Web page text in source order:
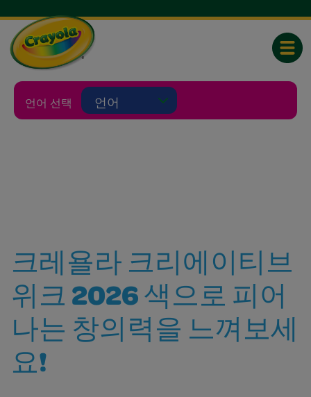
언어 선택 Selecting a language will reload this
크레욜라 크리에이티브
위크 2026 색으로 피어
나는 창의력을 느껴보세
요!